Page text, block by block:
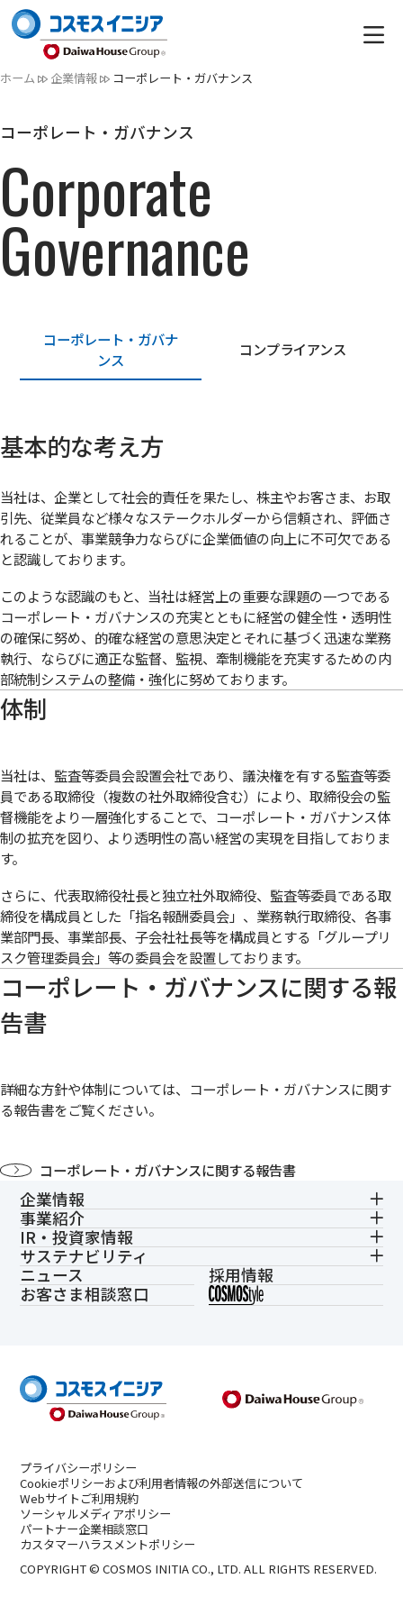
ホーム 企業情報 コーポレート・ガバナンス
コーポレート・ガバナンス
Corporate
Governance
コーポレート・ガバナ
ンス
コンプライアンス
基本的な考え方
当社は、企業として社会的責任を果たし、株主やお客さま、お取
引先、従業員など様々なステークホルダーから信頼され、評価さ
れることが、事業競争力ならびに企業価値の向上に不可欠である
と認識しております。
このような認識のもと、当社は経営上の重要な課題の一つである
コーポレート・ガバナンスの充実とともに経営の健全性・透明性
の確保に努め、的確な経営の意思決定とそれに基づく迅速な業務
執行、ならびに適正な監督、監視、牽制機能を充実するための内
部統制システムの整備・強化に努めております。
体制
当社は、監査等委員会設置会社であり、議決権を有する監査等委
員である取締役（複数の社外取締役含む）により、取締役会の監
督機能をより一層強化することで、コーポレート・ガバナンス体
制の拡充を図り、より透明性の高い経営の実現を目指しておりま
す。
さらに、代表取締役社長と独立社外取締役、監査等委員である取
締役を構成員とした「指名報酬委員会」、業務執行取締役、各事
業部門長、事業部長、子会社社長等を構成員とする「グループリ
スク管理委員会」等の委員会を設置しております。
コーポレート・ガバナンスに関する報
告書
詳細な方針や体制については、コーポレート・ガバナンスに関す
る報告書をご覧ください。
コーポレート・ガバナンスに関する報告書
企業情報
事業紹介
IR・投資家情報
サステナビリティ
ニュース
採用情報
お客さま相談窓口
プライバシーポリシー
Cookieポリシーおよび利用者情報の外部送信について
Webサイトご利用規約
ソーシャルメディアポリシー
パートナー企業相談窓口
カスタマーハラスメントポリシー
COPYRIGHT © COSMOS INITIA CO., LTD. ALL RIGHTS RESERVED.